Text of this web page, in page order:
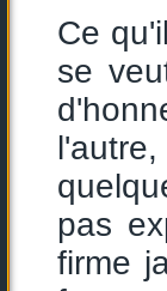
Ce
se
pas
firme